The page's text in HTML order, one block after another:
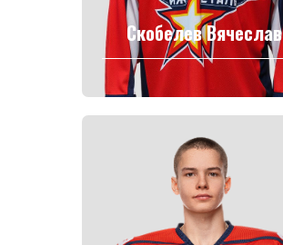
Скобелев Вячеслав